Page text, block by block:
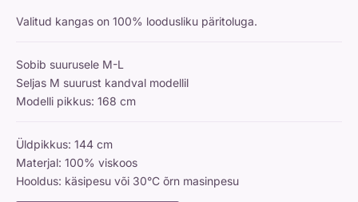
Valitud kangas on 100% loodusliku päritoluga.
Sobib suurusele M-L
Seljas M suurust kandval modellil
Modelli pikkus: 168 cm
Üldpikkus: 144 cm
Materjal: 100% viskoos
Hooldus: käsipesu või 30°C õrn masinpesu